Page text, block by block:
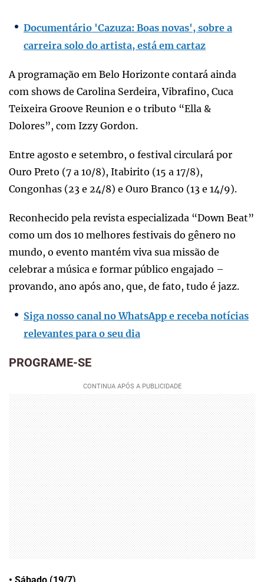
Documentário 'Cazuza: Boas novas', sobre a
carreira solo do artista, está em cartaz
A programação em Belo Horizonte contará ainda
com shows de Carolina Serdeira, Vibrafino, Cuca
Teixeira Groove Reunion e o tributo “Ella &
Dolores”, com Izzy Gordon.
Entre agosto e setembro, o festival circulará por
Ouro Preto (7 a 10/8), Itabirito (15 a 17/8),
Congonhas (23 e 24/8) e Ouro Branco (13 e 14/9).
Reconhecido pela revista especializada “Down Beat”
como um dos 10 melhores festivais do gênero no
mundo, o evento mantém viva sua missão de
celebrar a música e formar público engajado –
provando, ano após ano, que, de fato, tudo é jazz.
Siga nosso canal no WhatsApp e receba notícias
relevantes para o seu dia
PROGRAME-SE
• Sábado (19/7)